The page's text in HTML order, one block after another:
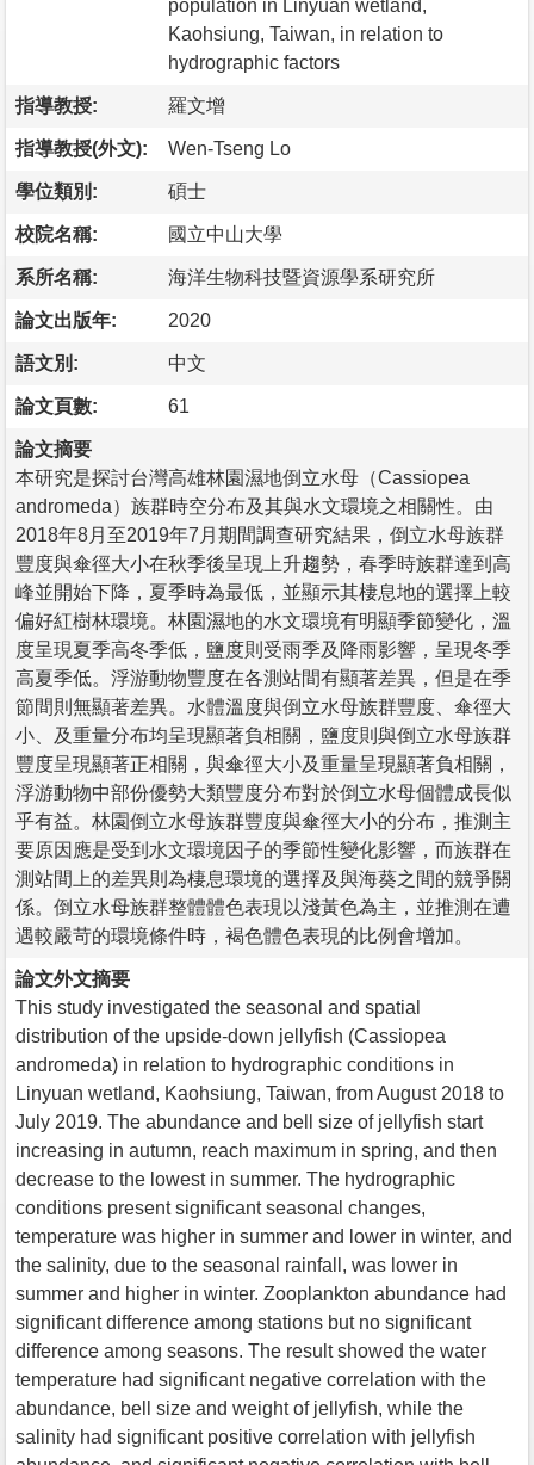
population in Linyuan wetland,
Kaohsiung, Taiwan, in relation to
hydrographic factors
指導教授: 羅文增
指導教授(外文): Wen-Tseng Lo
學位類別: 碩士
校院名稱: 國立中山大學
系所名稱: 海洋生物科技暨資源學系研究所
論文出版年: 2020
語文別: 中文
論文頁數: 61
論文摘要
本研究是探討台灣高雄林園濕地倒立水母（Cassiopea
andromeda）族群時空分布及其與水文環境之相關性。由
2018年8月至2019年7月期間調查研究結果，倒立水母族群
豐度與傘徑大小在秋季後呈現上升趨勢，春季時族群達到高
峰並開始下降，夏季時為最低，並顯示其棲息地的選擇上較
偏好紅樹林環境。林園濕地的水文環境有明顯季節變化，溫
度呈現夏季高冬季低，鹽度則受雨季及降雨影響，呈現冬季
高夏季低。浮游動物豐度在各測站間有顯著差異，但是在季
節間則無顯著差異。水體溫度與倒立水母族群豐度、傘徑大
小、及重量分布均呈現顯著負相關，鹽度則與倒立水母族群
豐度呈現顯著正相關，與傘徑大小及重量呈現顯著負相關，
浮游動物中部份優勢大類豐度分布對於倒立水母個體成長似
乎有益。林園倒立水母族群豐度與傘徑大小的分布，推測主
要原因應是受到水文環境因子的季節性變化影響，而族群在
測站間上的差異則為棲息環境的選擇及與海葵之間的競爭關
係。倒立水母族群整體體色表現以淺黃色為主，並推測在遭
遇較嚴苛的環境條件時，褐色體色表現的比例會增加。
論文外文摘要
This study investigated the seasonal and spatial
distribution of the upside-down jellyfish (Cassiopea
andromeda) in relation to hydrographic conditions in
Linyuan wetland, Kaohsiung, Taiwan, from August 2018 to
July 2019. The abundance and bell size of jellyfish start
increasing in autumn, reach maximum in spring, and then
decrease to the lowest in summer. The hydrographic
conditions present significant seasonal changes,
temperature was higher in summer and lower in winter, and
the salinity, due to the seasonal rainfall, was lower in
summer and higher in winter. Zooplankton abundance had
significant difference among stations but no significant
difference among seasons. The result showed the water
temperature had significant negative correlation with the
abundance, bell size and weight of jellyfish, while the
salinity had significant positive correlation with jellyfish